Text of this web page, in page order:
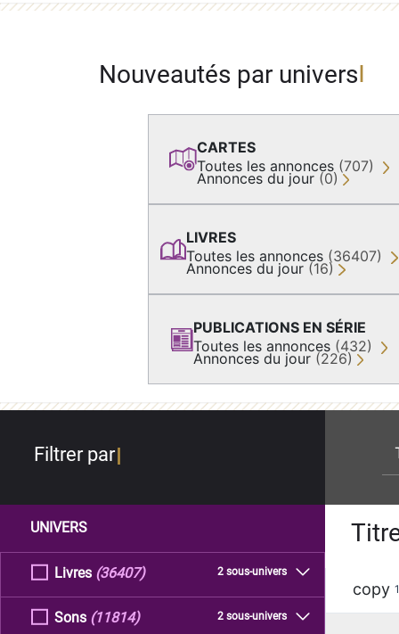
Nouveautés par univers
CARTES
Toutes les annonces (707)
Annonces du jour (0)
LIVRES
Toutes les annonces (36407)
Annonces du jour (16)
PUBLICATIONS EN SÉRIE
Toutes les annonces (432)
Annonces du jour (226)
Filtrer par
UNIVERS
Livres 2 sous-univers
(36407)
Sons 2 sous-univers
(11814)
copy